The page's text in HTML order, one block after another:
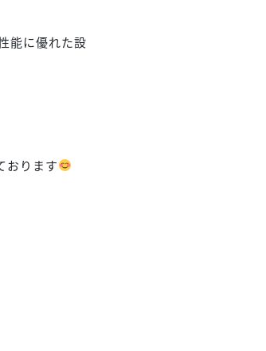
能に優れた設
おります